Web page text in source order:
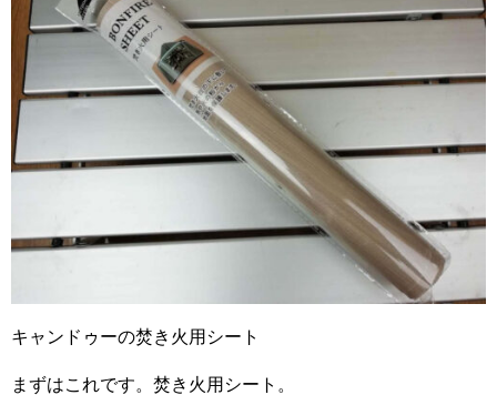
キャンドゥーの焚き火用シート
まずはこれです。焚き火用シート。